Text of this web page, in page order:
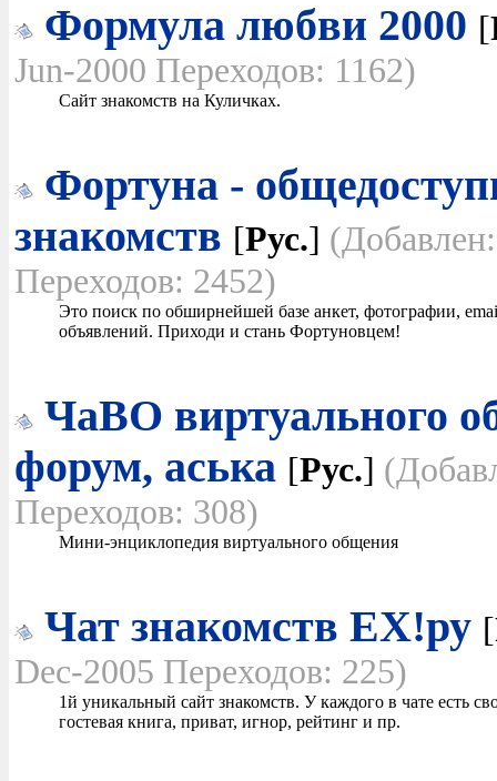
Формула любви 2000 [
Jun-2000 Переходов: 1162)
Сайт знакомств на Куличках.
Фортуна -
знакомств [Рус.]
Переходов: 2452)
Это поиск по обширнейшей базе анкет, фотографии,
объявлений. Приходи и стань Фортуновцем!
ЧаВО виртуального
форум, аська [Рус.]
Переходов: 308)
Мини-энциклопедия виртуального общения
Чат знакомств ЕХ!ру [
Dec-2005 Переходов: 225)
1й уникальный сайт знакомств. У каждого в чате есть
гостевая книга, приват, игнор, рейтинг и пр.